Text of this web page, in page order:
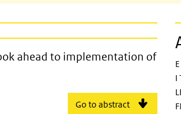
Netherlands. A look
ahead to implementation of
Go to abstract
I